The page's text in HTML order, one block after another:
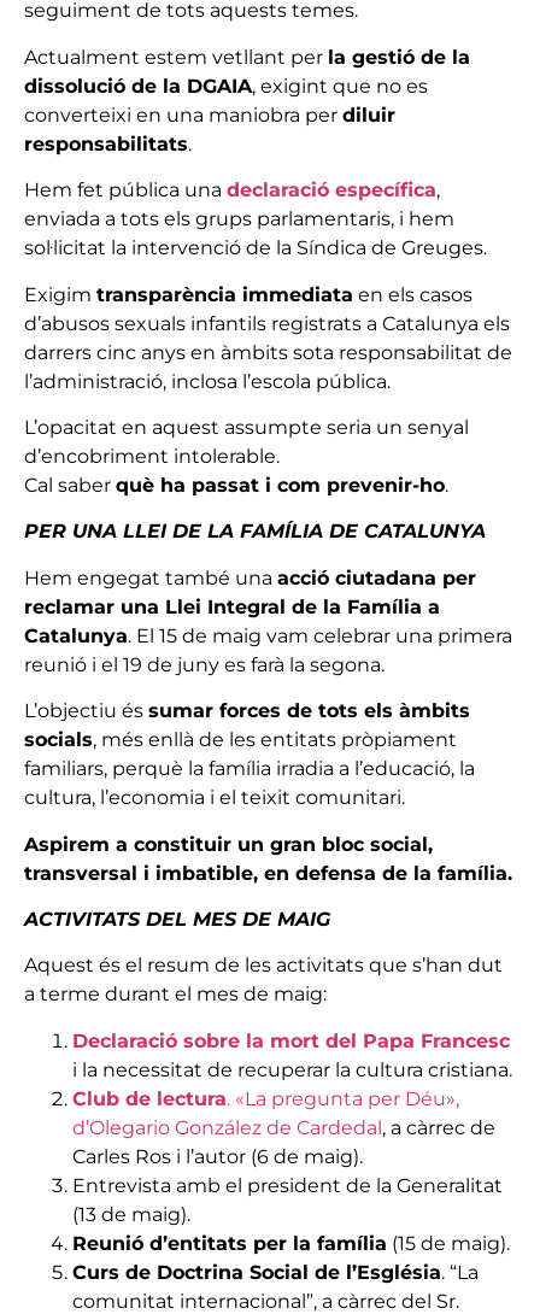
seguiment de tots aquests temes.
Actualment estem vetllant per la gestió de la
dissolució de la DGAIA, exigint que no es
converteixi en una maniobra per diluir
responsabilitats.
Hem fet pública una declaració específica,
enviada a tots els grups parlamentaris, i hem
sol·licitat la intervenció de la Síndica de Greuges.
Exigim transparència immediata en els casos
d’abusos sexuals infantils registrats a Catalunya els
darrers cinc anys en àmbits sota responsabilitat de
l’administració, inclosa l’escola pública.
L’opacitat en aquest assumpte seria un senyal
d’encobriment intolerable.
Cal saber què ha passat i com prevenir-ho.
PER UNA LLEI DE LA FAMÍLIA DE CATALUNYA
Hem engegat també una acció ciutadana per
reclamar una Llei Integral de la Família a
Catalunya. El 15 de maig vam celebrar una primera
reunió i el 19 de juny es farà la segona.
L’objectiu és sumar forces de tots els àmbits
socials, més enllà de les entitats pròpiament
familiars, perquè la família irradia a l’educació, la
cultura, l’economia i el teixit comunitari.
Aspirem a constituir un gran bloc social,
transversal i imbatible, en defensa de la família.
ACTIVITATS DEL MES DE MAIG
Aquest és el resum de les activitats que s’han dut
a terme durant el mes de maig:
Declaració sobre la mort del Papa Francesc
i la necessitat de recuperar la cultura cristiana.
Club de lectura. «La pregunta per Déu»,
d’Olegario González de Cardedal, a càrrec de
Carles Ros i l’autor (6 de maig).
Entrevista amb el president de la Generalitat
(13 de maig).
Reunió d’entitats per la família (15 de maig).
Curs de Doctrina Social de l’Església. “La
comunitat internacional”, a càrrec del Sr.